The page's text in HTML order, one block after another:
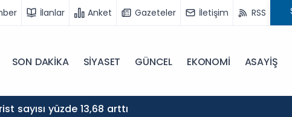
İlanlar Anket Gazeteler İletişim RSS
SON DAKİKA SİYASET GÜNCEL EKONOMİ ASAYİŞ
sayısı yüzde 13,68 arttı